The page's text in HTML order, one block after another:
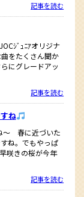
記事を読む
ｼﾞｭﾆｱオリジナ
をたくさん聞か
にグレードアッ
記事を読む
ね
〜 春に近づいた
ね。でもやっぱ
咲きの桜が今年
記事を読む